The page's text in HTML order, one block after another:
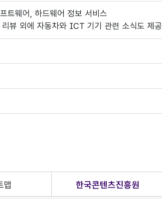
트웨어, 하드웨어 정보 서비스
뷰 외에 자동차와 ICT 기기 관련 소식도 제공
맵 한국콘텐츠진흥원